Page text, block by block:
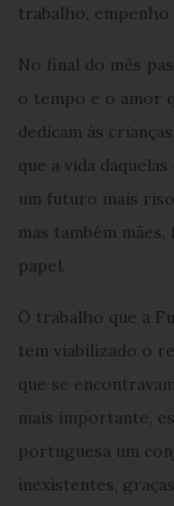
trabalho,
No final do mês
o tempo e o amor
dedicam às
que a vida
um futuro mais
mas também
papel.
O trabalho que a
tem viabilizado o
que se
mais importante,
portuguesa um
inexistentes,